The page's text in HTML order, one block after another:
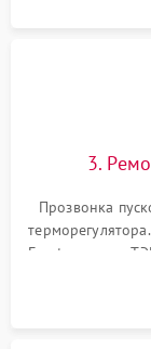
3.
Прозвонка
Frost, включая
платы